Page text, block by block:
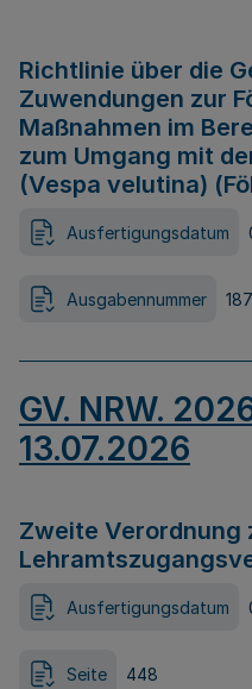
Richtlinie über die
Zuwendungen zur
Maßnahmen im
zum Umgang mit
(Vespa velutina)
Ausfertigungsdatum
Ausgabennummer 187
GV. NRW.
13.07.2026
Zweite Verordnung
Ausfertigungsdatum
Seite 448